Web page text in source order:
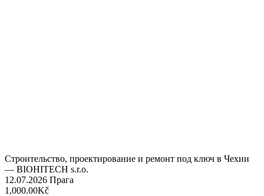
Строительство, проектирование и ремонт под ключ в Чехии
— BIOHITECH s.r.o.
12.07.2026 Прага
1,000.00Kč